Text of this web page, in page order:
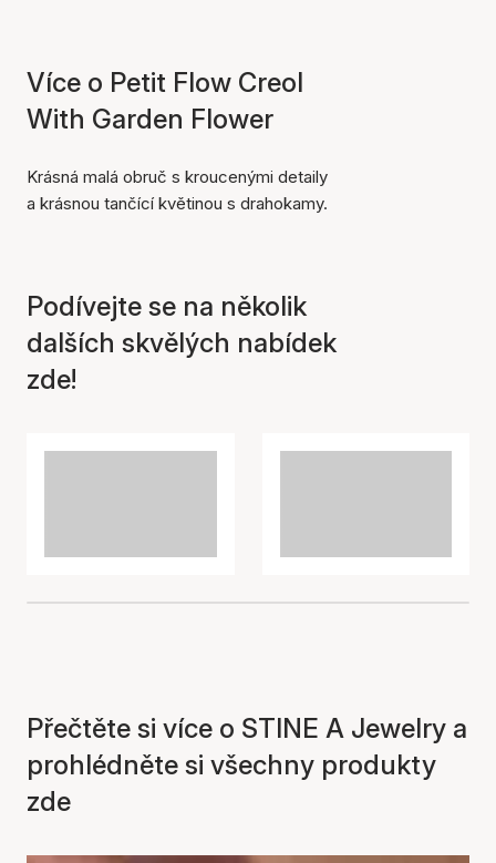
Více o Petit Flow Creol
With Garden Flower
Krásná malá obruč s kroucenými detaily
a krásnou tančící květinou s drahokamy.
Podívejte se na několik
dalších skvělých nabídek
zde!
Přečtěte si více o STINE A Jewelry a
prohlédněte si všechny produkty
zde